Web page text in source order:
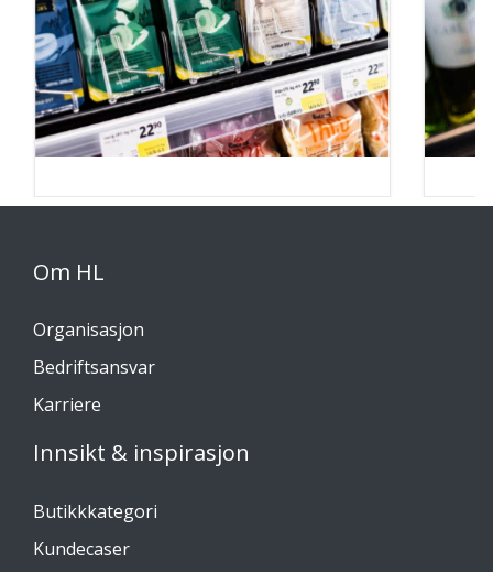
Om HL
Organisasjon
Bedriftsansvar
Karriere
Innsikt & inspirasjon
Butikkkategori
Kundecaser